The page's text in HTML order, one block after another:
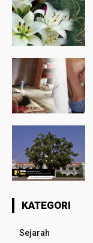
KATEGORI
Sejarah